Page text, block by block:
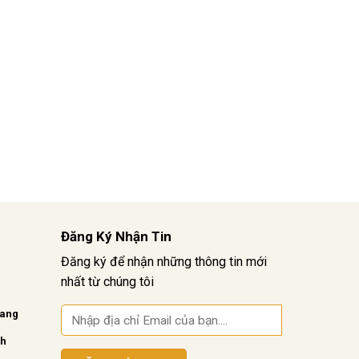
Đăng Ký Nhận Tin
Đăng ký để nhận những thông tin mới
nhất từ chúng tôi